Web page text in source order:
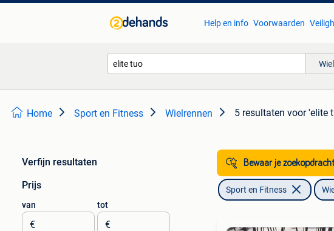
Help en info Voorwaarden
Home Sport en Fitness Wielrennen 5 resultaten voor 'elite
Verfijn resultaten
Prijs
van
€
tot
€
Bewaar je zoekopdracht
Sport en Fitness